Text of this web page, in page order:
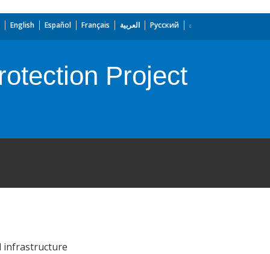
English Español Français العربية Русский
Project
infrastructure